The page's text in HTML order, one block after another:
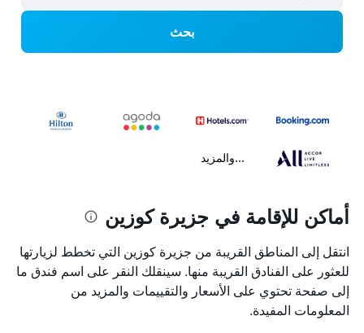
بحث
...والمزيد
أماكن للإقامة في جزيرة كوزين
انتقل إلى المناطق القريبة من جزيرة كوزين التي تخطط لزيارتها
للعثور على الفنادق القريبة منها. سينقلك النقر على اسم فندق ما
إلى صفحة تحتوي على الأسعار والتقييمات والمزيد من
المعلومات المفيدة.